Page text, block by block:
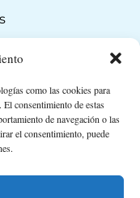
como las cookies para
consentimiento de estas
de navegación o las
el consentimiento, puede